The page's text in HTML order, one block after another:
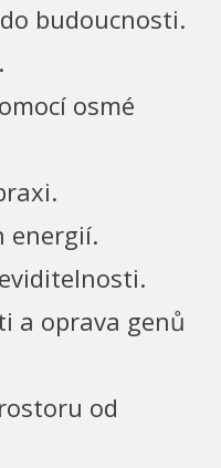
budoucnosti.
osmé
energií.
a oprava genů
od